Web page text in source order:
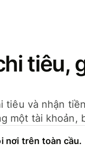
tiêu,
tiêu và nhận
một tài khoản,
nơi trên toàn cầu.